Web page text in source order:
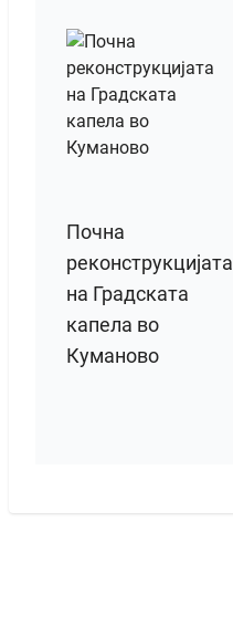
Почна
реконструкцијата
на Градската
капела во
Куманово